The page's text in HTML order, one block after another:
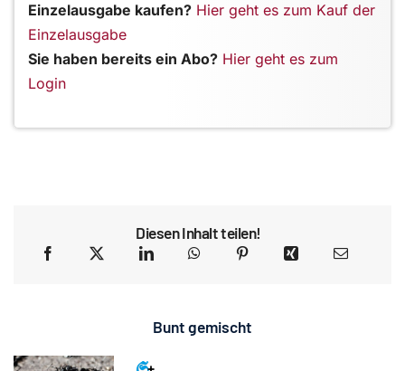
Einzelausgabe kaufen? Hier geht es zum Kauf der
Einzelausgabe
Sie haben bereits ein Abo? Hier geht es zum
Login
Diesen Inhalt teilen!
Bunt gemischt